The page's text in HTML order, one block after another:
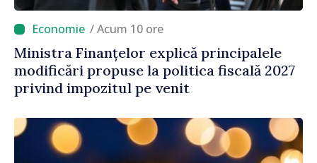
/ Acum 10 ore
Ministra Finanțelor explică principalele
modificări propuse la politica fiscală 2027
privind impozitul pe venit